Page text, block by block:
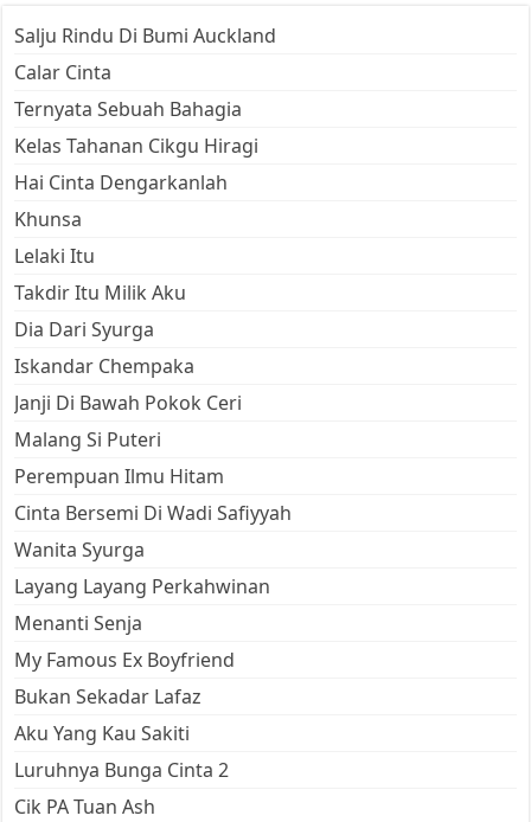
Salju Rindu Di Bumi Auckland
Calar Cinta
Ternyata Sebuah Bahagia
Kelas Tahanan Cikgu Hiragi
Hai Cinta Dengarkanlah
Khunsa
Lelaki Itu
Takdir Itu Milik Aku
Dia Dari Syurga
Iskandar Chempaka
Janji Di Bawah Pokok Ceri
Malang Si Puteri
Perempuan Ilmu Hitam
Cinta Bersemi Di Wadi Safiyyah
Wanita Syurga
Layang Layang Perkahwinan
Menanti Senja
My Famous Ex Boyfriend
Bukan Sekadar Lafaz
Aku Yang Kau Sakiti
Luruhnya Bunga Cinta 2
Cik PA Tuan Ash